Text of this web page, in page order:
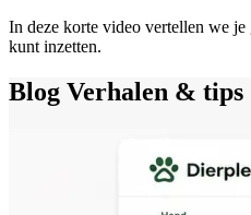
In deze korte video vertellen we
kunt inzetten.
Blog Verhalen & tips